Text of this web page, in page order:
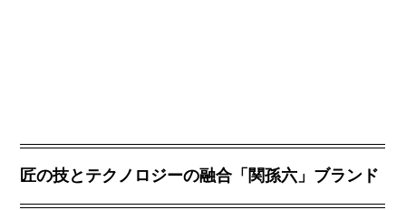
匠の技とテクノロジーの融合「関孫六」ブランド